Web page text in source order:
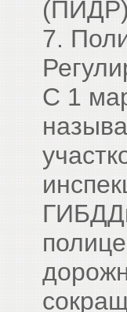
7.
С 1